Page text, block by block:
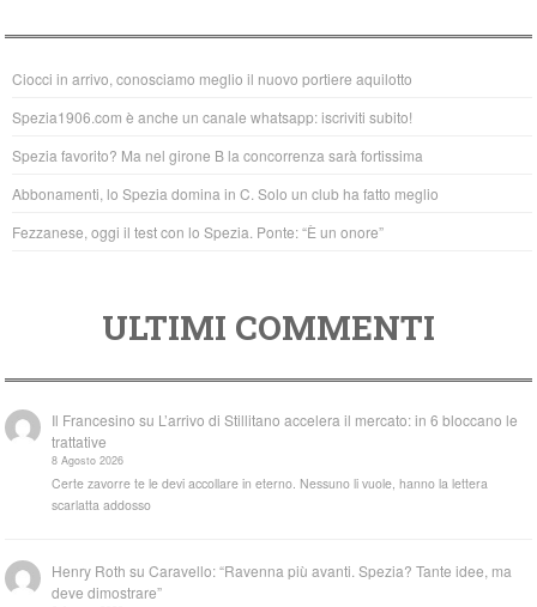
e
b
o
o
k
er s
A
p
p
Ciocci in arrivo, conosciamo meglio il nuovo portiere aquilotto
Spezia1906.com è anche un canale whatsapp: iscriviti subito!
Spezia favorito? Ma nel girone B la concorrenza sarà fortissima
Abbonamenti, lo Spezia domina in C. Solo un club ha fatto meglio
Fezzanese, oggi il test con lo Spezia. Ponte: “È un onore”
ULTIMI COMMENTI
Il Francesino su L’arrivo di Stillitano accelera il mercato: in 6 bloccano le
trattative
8 Agosto 2026
Certe zavorre te le devi accollare in eterno. Nessuno li vuole, hanno la lettera
scarlatta addosso
Henry Roth suCaravello: “Ravenna più avanti. Spezia? Tante idee, ma
deve dimostrare”